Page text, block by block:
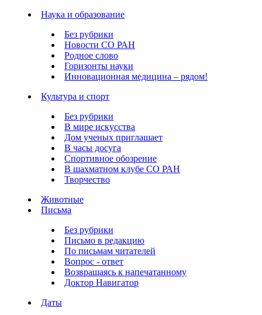
Наука и образование
Без рубрики
Новости СО РАН
Родное слово
Горизонты науки
Инновационная медицина – рядом!
Культура и спорт
Без рубрики
В мире искусства
Дом ученых приглашает
В часы досуга
Спортивное обозрение
В шахматном клубе СО РАН
Творчество
Животные
Письма
Без рубрики
Письмо в редакцию
По письмам читателей
Вопрос - ответ
Возвращаясь к напечатанному
Доктор Навигатор
Даты